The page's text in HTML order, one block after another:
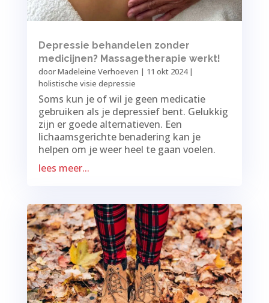
Depressie behandelen zonder
medicijnen? Massagetherapie werkt!
doorMadeleine Verhoeven | 11 okt 2024|
holistische visie depressie
Soms kun je of wil je geen medicatie
gebruiken als je depressief bent. Gelukkig
zijn er goede alternatieven. Een
lichaamsgerichte benadering kan je
helpen om je weer heel te gaan voelen.
lees meer...